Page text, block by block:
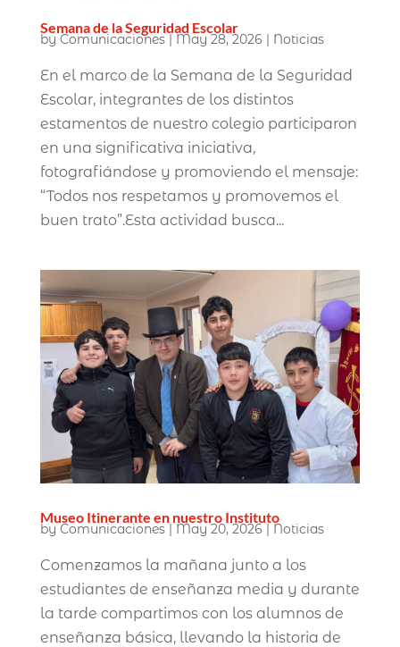
Semana de la Seguridad Escolar
by Comunicaciones| May 28, 2026 | Noticias
En el marco de la Semana de la Seguridad
Escolar, integrantes de los distintos
estamentos de nuestro colegio participaron
en una significativa iniciativa,
fotografiándose y promoviendo el mensaje:
“Todos nos respetamos y promovemos el
buen trato”.Esta actividad busca...
Museo Itinerante en nuestro Instituto
by Comunicaciones| May 20, 2026 | Noticias
Comenzamos la mañana junto a los
estudiantes de enseñanza media y durante
la tarde compartimos con los alumnos de
enseñanza básica, llevando la historia de